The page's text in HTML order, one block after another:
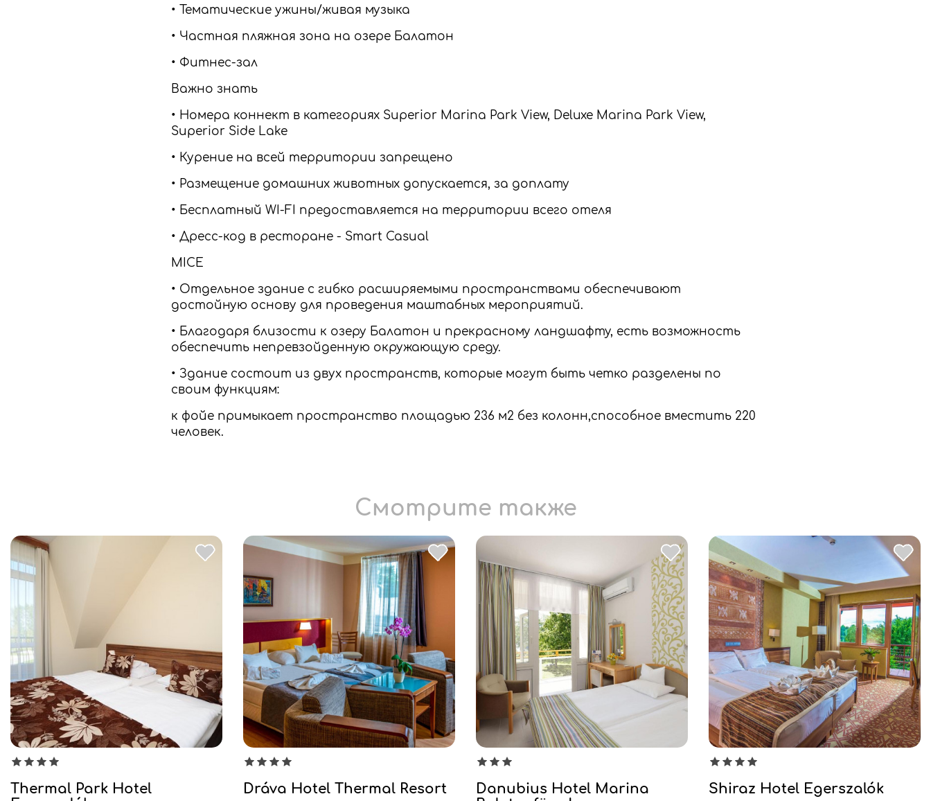
• Тематические ужины/живая музыка
• Частная пляжная зона на озере Балатон
• Фитнес-зал
Важно знать
• Номера коннект в категориях Superior Marina Park View, Deluxe Marina Park View,
Superior Side Lake
• Курение на всей территории запрещено
• Размещение домашних животных допускается, за доплату
• Бесплатный WI-FI предоставляется на территории всего отеля
• Дресс-код в ресторане - Smart Casual
MICE
• Отдельное здание с гибко расширяемыми пространствами обеспечивают
достойную основу для проведения маштабных мероприятий.
• Благодаря близости к озеру Балатон и прекрасному ландшафту, есть возможность
обеспечить непревзойденную окружающую среду.
• Здание состоит из двух пространств, которые могут быть четко разделены по
своим функциям:
к фойе примыкает пространство площадью 236 м2 без колонн,способное вместить 220
человек.
Смотрите также
Thermal Park Hotel
Dráva Hotel Thermal Resort
Danubius Hotel Marina
Shiraz Hotel Egerszalók